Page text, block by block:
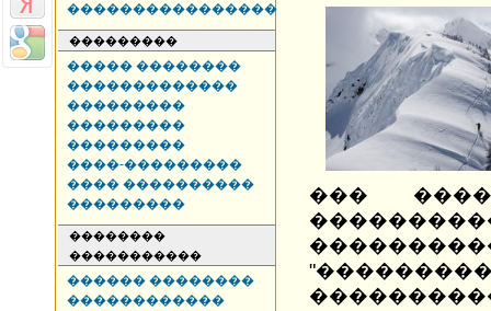
����������������
���������
����� ��������
�������������
���������
���������
���������
����-���������
���� ����������
���������
��������
�����������
������ ��������
������������
���